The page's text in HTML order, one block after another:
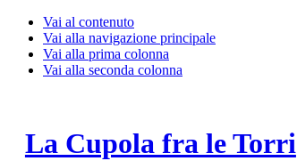
Vai al contenuto
Vai alla navigazione principale
Vai alla prima colonna
Vai alla seconda colonna
La Cupola fra le Torri